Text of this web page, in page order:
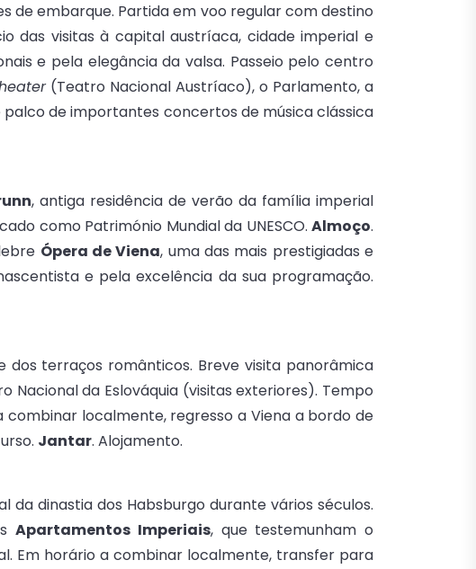
de embarque. Partida em voo regular com destino
das visitas à capital austríaca, cidade imperial e
e pela elegância da valsa. Passeio pelo centro
(Teatro Nacional Austríaco), o Parlamento, a
de importantes concertos de música clássica
, antiga residência de verão da família imperial
como Património Mundial da UNESCO. Almoço.
Ópera de Viena, uma das mais prestigiadas e
e pela excelência da sua programação.
dos terraços românticos. Breve visita panorâmica
Nacional da Eslováquia (visitas exteriores). Tempo
localmente, regresso a Viena a bordo de
Jantar. Alojamento.
da dinastia dos Habsburgo durante vários séculos.
Apartamentos Imperiais, que testemunham o
Em horário a combinar localmente, transfer para